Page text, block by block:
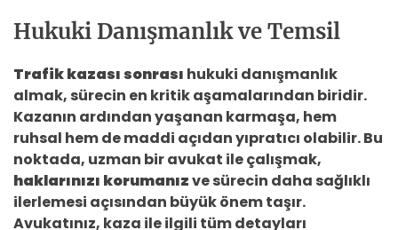
Hukuki Danışmanlık ve Temsil
Trafik kazası sonrası hukuki danışmanlık
almak, sürecin en kritik aşamalarından biridir.
Kazanın ardından yaşanan karmaşa, hem
ruhsal hem de maddi açıdan yıpratıcı olabilir. Bu
noktada, uzman bir avukat ile çalışmak,
haklarınızı korumanızve sürecin daha sağlıklı
ilerlemesi açısından büyük önem taşır.
Avukatınız, kaza ile ilgili tüm detayları